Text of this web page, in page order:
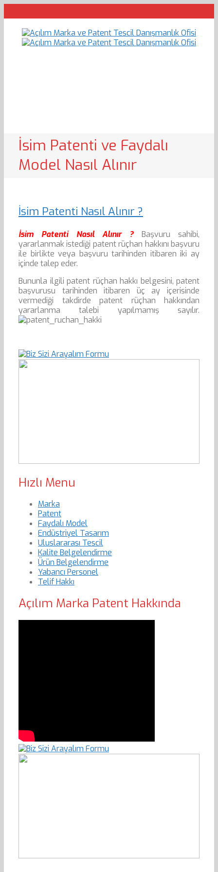
İsim Patenti ve Faydalı
Model Nasıl Alınır
İsim Patenti Nasıl Alınır ?
İsim Patenti Nasıl Alınır ? Başvuru sahibi,
yararlanmak istediği patent rüçhan hakkını başvuru
ile birlikte veya başvuru tarihinden itibaren iki ay
içinde talep eder.
Bununla ilgili patent rüçhan hakkı belgesini, patent
başvurusu tarihinden itibaren üç ay içerisinde
vermediği takdirde patent rüçhan hakkından
yararlanma talebi yapılmamış sayılır.
Hızlı Menu
Marka
Patent
Faydalı Model
Endüstriyel Tasarım
Uluslararası Tescil
Kalite Belgelendirme
Ürün Belgelendirme
Yabancı Personel
Telif Hakkı
Açılım Marka Patent Hakkında